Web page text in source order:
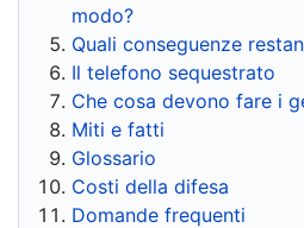
modo?
Quali conseguenze
Il telefono sequestrato
Che cosa devono fare i
Miti e fatti
Glossario
Costi della difesa
Domande frequenti